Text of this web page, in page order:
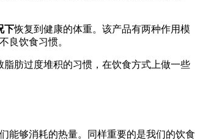
下恢复到健康的体重。该产品有两种作用模
良饮食习惯。
肪过度堆积的习惯，在饮食方式上做一些
能够消耗的热量。同样重要的是我们的饮食